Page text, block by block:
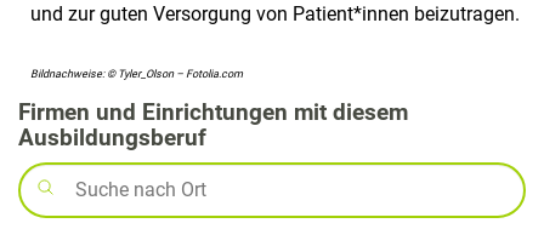
und zur guten Versorgung von Patient*innen beizutragen.
Bildnachweise: © Tyler_Olson – Fotolia.com
Firmen und Einrichtungen mit diesem
Ausbildungsberuf